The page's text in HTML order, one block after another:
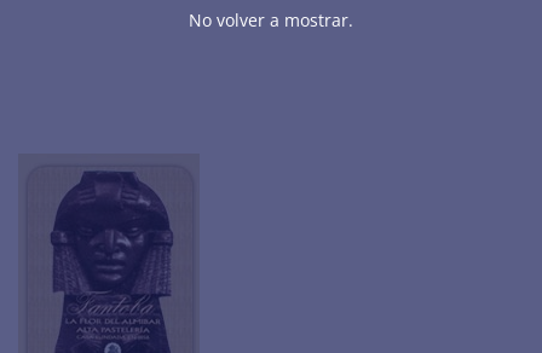
No volver a mostrar.